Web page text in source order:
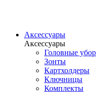
Аксессуары
Аксессуары
Головные
Зонты
Картхолдеры
Ключницы
Комплекты